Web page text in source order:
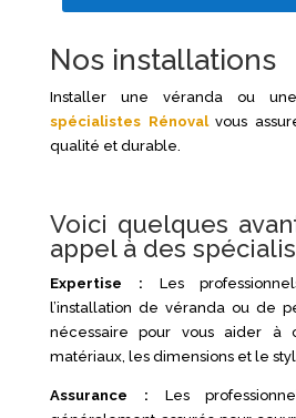
Nos installations
Installer une véranda ou
spécialistes Rénovalvous
qualité et durable.
Voici quelques
appel à des
Expertise : Les
l’installation de véranda ou de
nécessaire pour vous aider à
matériaux, les dimensions et le
Assurance : Les